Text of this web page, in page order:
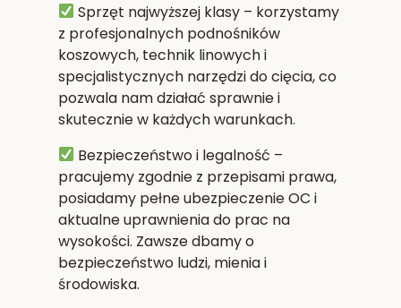
Sprzęt najwyższej klasy– korzystamy
z profesjonalnych podnośników
koszowych, technik linowych i
specjalistycznych narzędzi do cięcia, co
pozwala nam działać sprawnie i
skutecznie w każdych warunkach.
Bezpieczeństwo i legalność –
pracujemy zgodnie z przepisami prawa,
posiadamy pełne ubezpieczenie OC i
aktualne uprawnienia do prac na
wysokości. Zawsze dbamy o
bezpieczeństwo ludzi, mienia i
środowiska.